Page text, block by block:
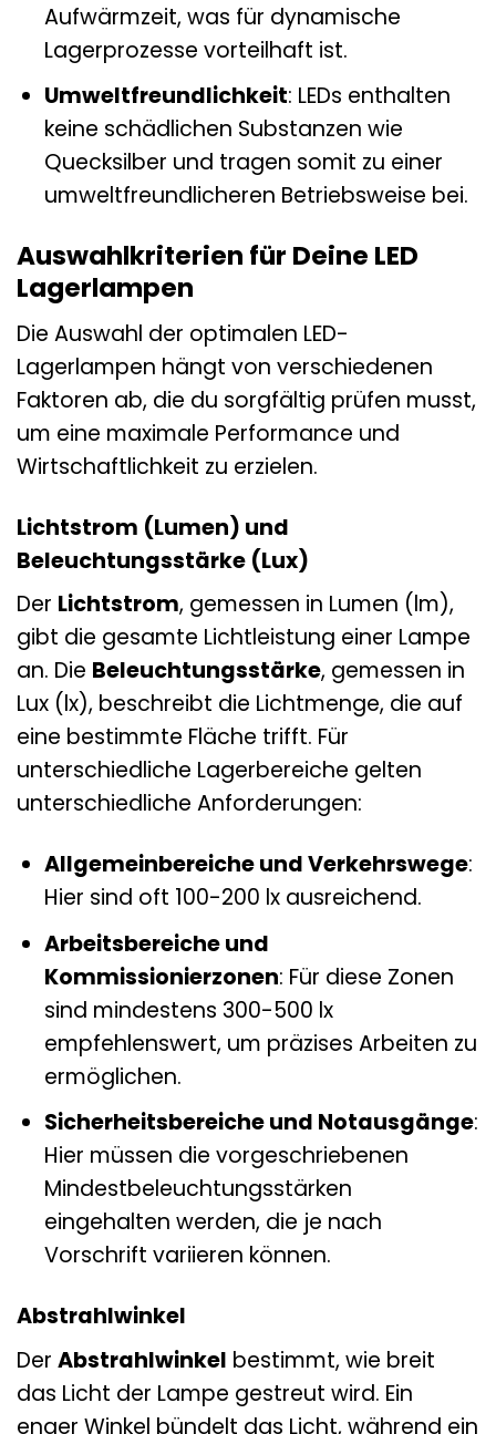
Aufwärmzeit, was für dynamische
Lagerprozesse vorteilhaft ist.
Umweltfreundlichkeit: LEDs enthalten
keine schädlichen Substanzen wie
Quecksilber und tragen somit zu einer
umweltfreundlicheren Betriebsweise bei.
Auswahlkriterien für Deine LED
Lagerlampen
Die Auswahl der optimalen LED-
Lagerlampen hängt von verschiedenen
Faktoren ab, die du sorgfältig prüfen musst,
um eine maximale Performance und
Wirtschaftlichkeit zu erzielen.
Lichtstrom (Lumen) und
Beleuchtungsstärke (Lux)
Der Lichtstrom, gemessen in Lumen (lm),
gibt die gesamte Lichtleistung einer Lampe
an. Die Beleuchtungsstärke, gemessen in
Lux (lx), beschreibt die Lichtmenge, die auf
eine bestimmte Fläche trifft. Für
unterschiedliche Lagerbereiche gelten
unterschiedliche Anforderungen:
Allgemeinbereiche und Verkehrswege:
Hier sind oft 100-200 lx ausreichend.
Arbeitsbereiche und
Kommissionierzonen: Für diese Zonen
sind mindestens 300-500 lx
empfehlenswert, um präzises Arbeiten zu
ermöglichen.
Sicherheitsbereiche und Notausgänge:
Hier müssen die vorgeschriebenen
Mindestbeleuchtungsstärken
eingehalten werden, die je nach
Vorschrift variieren können.
Abstrahlwinkel
Der Abstrahlwinkel bestimmt, wie breit
das Licht der Lampe gestreut wird. Ein
enger Winkel bündelt das Licht, während ein